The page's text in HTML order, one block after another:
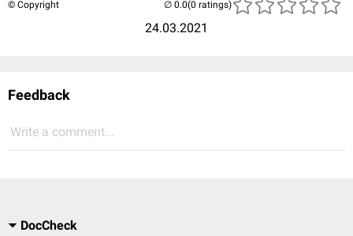
© Copyright
24.03.2021
(0 ratings)
Feedback
Write a comment...
DocCheck